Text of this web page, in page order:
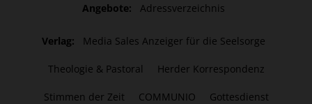
Angebote: Adressverzeichnis
Verlag: Media Sales Anzeiger für die Seelsorge
Theologie & Pastoral Herder Korrespondenz
Stimmen der Zeit COMMUNIO Gottesdienst